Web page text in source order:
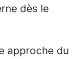
dès le
approche du